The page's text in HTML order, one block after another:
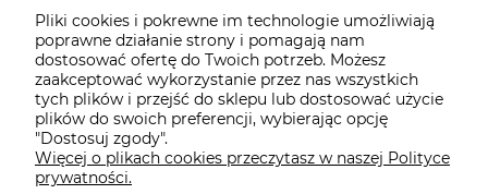
Prostownica do włosów
2 oceny
299,00 złCena regularna: 385,00 zł
Najniższa cena:299,00 zł
do koszyka
Pliki cookies i pokrewne im technologie umożliwiają
poprawne działanie strony i pomagają nam
dostosować ofertę do Twoich potrzeb. Możesz
zaakceptować wykorzystanie przez nas wszystkich
tych plików i przejść do sklepu lub dostosować użycie
plików do swoich preferencji, wybierając opcję
"Dostosuj zgody".
Więcej o plikach cookies przeczytasz w naszej Polityce
prywatności.